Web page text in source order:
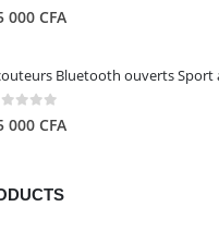
of 5
000 CFA
of 5
000 CFA